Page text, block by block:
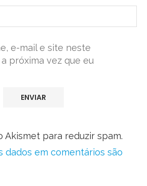
e-mail e site neste
próxima vez que eu
Akismet para reduzir spam.
dados em comentários são